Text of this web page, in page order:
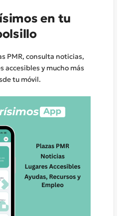
en tu
PMR, consulta noticias,
accesibles y mucho más
tu móvil.